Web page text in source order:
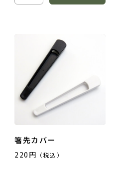
箸先カバー
220円 （税込）